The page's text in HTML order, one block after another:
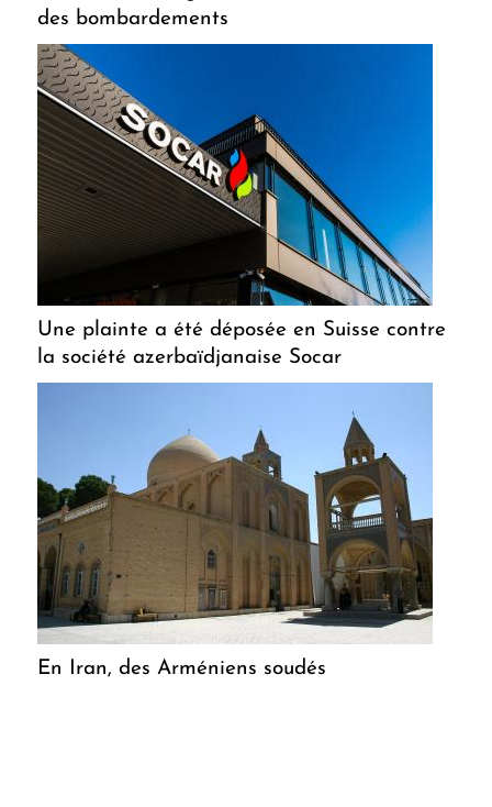
des bombardements
Une plainte a été déposée en Suisse contre
la société azerbaïdjanaise Socar
En Iran, des Arméniens soudés